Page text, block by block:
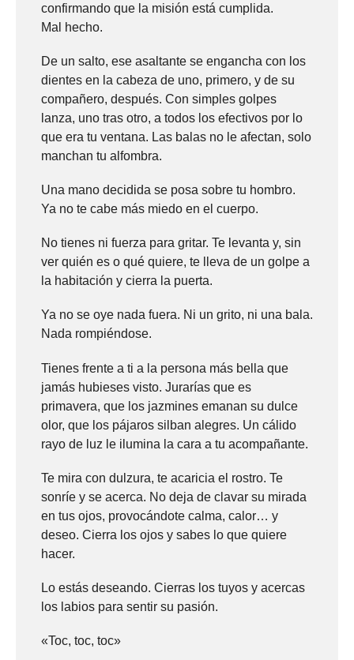
confirmando que la misión está cumplida.
Mal hecho.
De un salto, ese asaltante se engancha con los
dientes en la cabeza de uno, primero, y de su
compañero, después. Con simples golpes
lanza, uno tras otro, a todos los efectivos por lo
que era tu ventana. Las balas no le afectan, solo
manchan tu alfombra.
Una mano decidida se posa sobre tu hombro.
Ya no te cabe más miedo en el cuerpo.
No tienes ni fuerza para gritar. Te levanta y, sin
ver quién es o qué quiere, te lleva de un golpe a
la habitación y cierra la puerta.
Ya no se oye nada fuera. Ni un grito, ni una bala.
Nada rompiéndose.
Tienes frente a ti a la persona más bella que
jamás hubieses visto. Jurarías que es
primavera, que los jazmines emanan su dulce
olor, que los pájaros silban alegres. Un cálido
rayo de luz le ilumina la cara a tu acompañante.
Te mira con dulzura, te acaricia el rostro. Te
sonríe y se acerca. No deja de clavar su mirada
en tus ojos, provocándote calma, calor… y
deseo. Cierra los ojos y sabes lo que quiere
hacer.
Lo estás deseando. Cierras los tuyos y acercas
los labios para sentir su pasión.
«Toc, toc, toc»